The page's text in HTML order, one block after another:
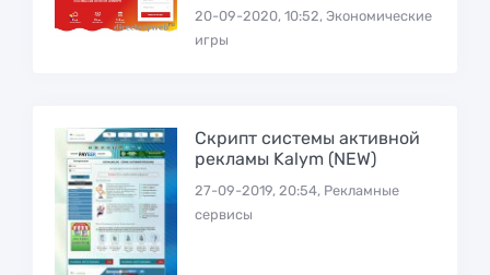
20-09-2020, 10:52, Экономические
игры
Скрипт системы активной
рекламы Kalym (NEW)
27-09-2019, 20:54, Рекламные
сервисы